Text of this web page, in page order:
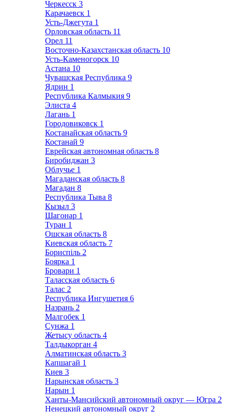
Черкесск 3
Карачаевск 1
Усть-Джегута 1
Орловская область 11
Орел 11
Восточно-Казахстанская область 10
Усть-Каменогорск 10
Астана 10
Чувашская Республика 9
Ядрин 1
Республика Калмыкия 9
Элиста 4
Лагань 1
Городовиковск 1
Костанайская область 9
Костанай 9
Еврейская автономная область 8
Биробиджан 3
Облучье 1
Магаданская область 8
Магадан 8
Республика Тыва 8
Кызыл 3
Шагонар 1
Туран 1
Ошская область 8
Киевская область 7
Бориспіль 2
Боярка 1
Бровари 1
Таласская область 6
Талас 2
Республика Ингушетия 6
Назрань 2
Малгобек 1
Сунжа 1
Жетысу область 4
Талдыкорган 4
Алматинская область 3
Капшагай 1
Киев 3
Нарынская область 3
Нарын 1
Ханты-Мансийский автономный округ — Югра 2
Ненецкий автономный округ 2